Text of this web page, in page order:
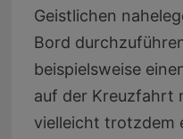
Geistlichen
Bord
beispielsweise
auf der Kreuzfahrt
vielleicht trotzdem